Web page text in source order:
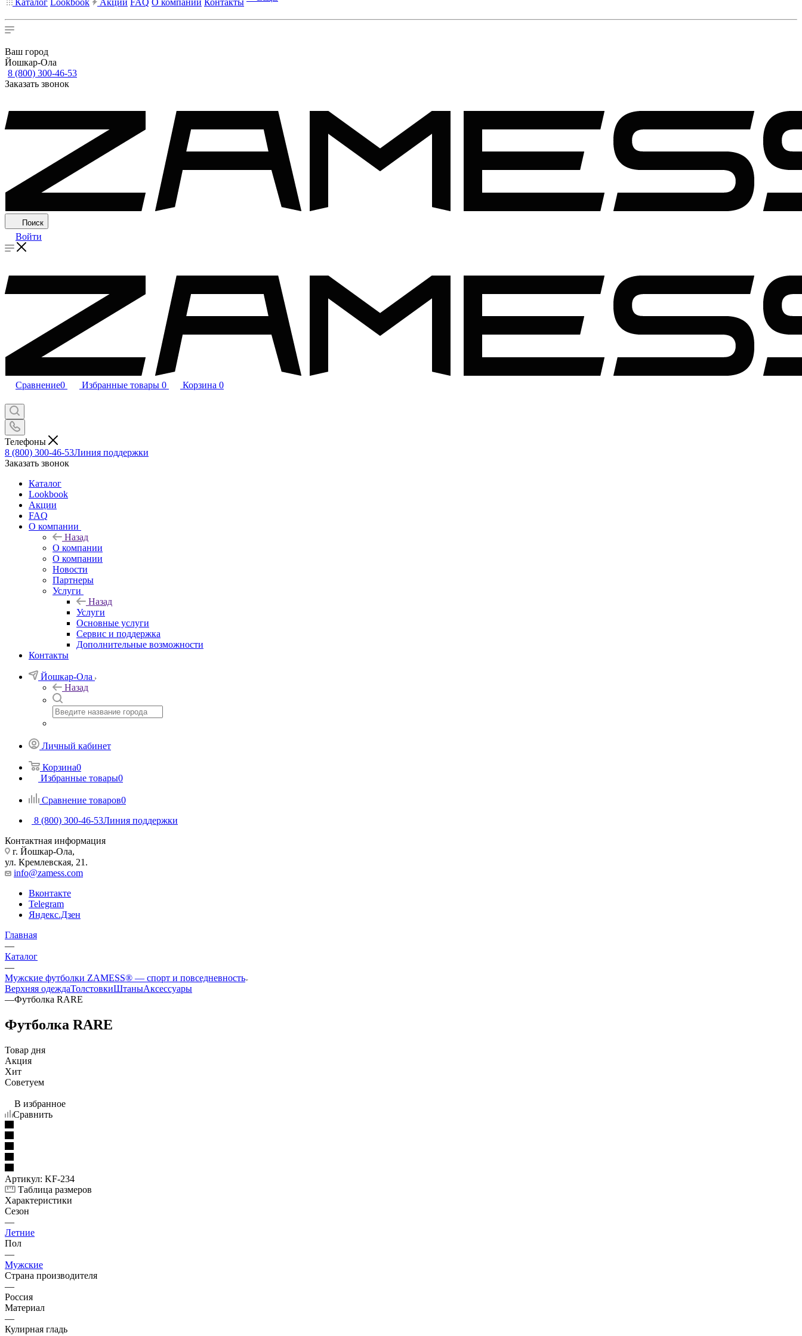
Каталог Lookbook Акции FAQ О компании Контакты
Ваш город
Йошкар-Ола
8 (800) 300-46-53
Заказать звонок
Поиск
Войти
Сравнение0 Избранные товары 0 Корзина 0
Телефоны
8 (800) 300-46-53Линия поддержки
Заказать звонок
Каталог
Lookbook
Акции
FAQ
О компании
Назад
О компании
О компании
Новости
Партнеры
Услуги
Назад
Услуги
Основные услуги
Сервис и поддержка
Дополнительные возможности
Контакты
Йошкар-Ола
Назад
Личный кабинет
Корзина0
Избранные товары0
Сравнение товаров0
8 (800) 300-46-53Линия поддержки
Контактная информация
г. Йошкар-Ола,
ул. Кремлевская, 21.
info@zamess.com
Вконтакте
Telegram
Яндекс.Дзен
Главная
—
Каталог
—
Мужские футболки ZAMESS® — спорт и повседневность
Верхняя одеждаТолстовкиШтаныАксессуары
—Футболка RARE
Футболка RARE
Товар дня
Акция
Хит
Советуем
В избранное
Сравнить
Артикул: KF-234
Таблица размеров
Характеристики
Сезон
—
Летние
Пол
—
Мужские
Страна производителя
—
Россия
Материал
—
Кулирная гладь